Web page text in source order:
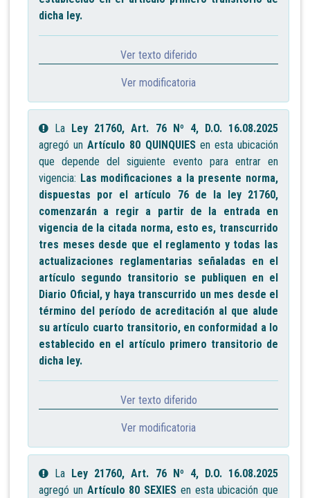
dicha ley.
Ver texto diferido
Ver modificatoria
La
Ley 21760, Art. 76 Nº 4, D.O. 16.08.2025
agregó unArtículo 80 QUINQUIESen esta ubicación
que depende del siguiente evento para entrar en
vigencia: Las modificaciones a la presente norma,
dispuestas por el artículo 76 de la ley 21760,
comenzarán a regir a partir de la entrada en
vigencia de la citada norma, esto es, transcurrido
tres meses desde que el reglamento y todas las
actualizaciones reglamentarias señaladas en el
artículo segundo transitorio se publiquen en el
Diario Oficial, y haya transcurrido un mes desde el
término del período de acreditación al que alude
su artículo cuarto transitorio, en conformidad a lo
establecido en el artículo primero transitorio de
dicha ley.
Ver texto diferido
Ver modificatoria
La
Ley 21760, Art. 76 Nº 4, D.O. 16.08.2025
agregó un Artículo 80 SEXIES en esta ubicación que